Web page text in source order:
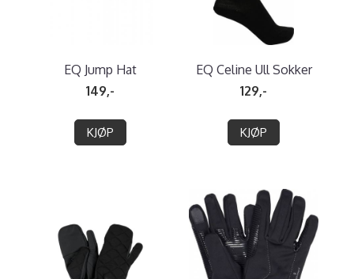
EQ Jump Hat
149,-
KJØP
EQ Celine Ull Sokker
129,-
KJØP